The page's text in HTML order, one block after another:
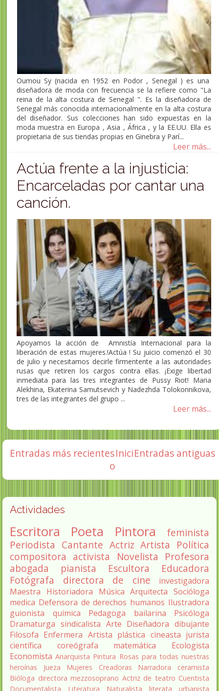
Oumou Sy (nacida en 1952 en Podor , Senegal ) es una
diseñadora de moda con frecuencia se la refiere como "La
reina de la alta costura de Senegal ". Es la diseñadora de
Senegal más conocida internacionalmente en la alta costura
del diseñador. Sus colecciones han sido expuestas en la
moda muestra en Europa , Asia , África , y la EE.UU. Ella es
propietaria de sus tiendas propias en Ginebra y Parí...
Leer más...
Actúa frente a la injusticia:
Encarceladas por cantar una
canción.
Apoyamos la acción de Amnistía Internacional para la
liberación de estas mujeres.!Actúa ! Su juicio comenzó el 30
de julio y necesitamos decirle firmentente a las autoridades
rusas que retiren los cargos contra ellas. ¡Exige libertad
inmediata para las tres integrantes de Pussy Riot! Maria
Alekhina, Ekaterina Samutsevich y Nadezhda Tolokonnikova,
tres de las integrantes del grupo ...
Leer más...
Entradas más recientes Entradas antiguas
Inici
o
Actividades
Escritora Poeta Pintora
feminista
Periodista Cantante Actriz Artista
Política
compositora activista Novelista
Profesora
abogada
pianista Escultora
Educadora
Fotógrafa
directora de cine
investigadora
Maestra
Historiadora Música Arquitecta Socióloga
medica Defensora de derechos humanos Ilustradora
guionista
química Pedagoga bailarina
Psicóloga
Dramaturga sindicalista Arte Diseñadora dibujante
Filosofa Enfermera Artista plástica cineasta jurista
científica
coreógrafa matemática
Ecologista
Economista Anarquista Pintura Rosas para todas nuestras
heroínas
Jueza Mujeres Creadoras Narradora
ceramista
Bióloga directora mezzosoprano Actriz de teatro Cuentista
Documentalista
Literatura Naturalista literata urbanista